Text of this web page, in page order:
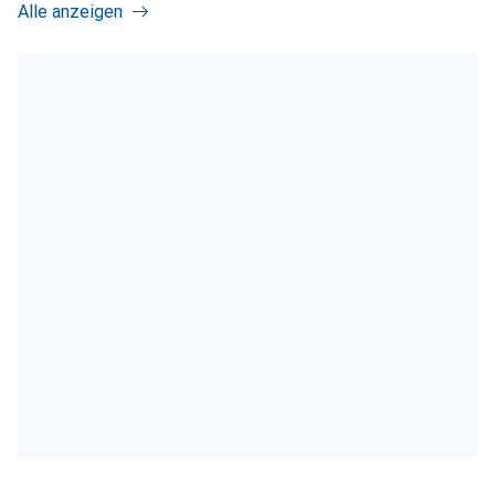
Alle anzeigen